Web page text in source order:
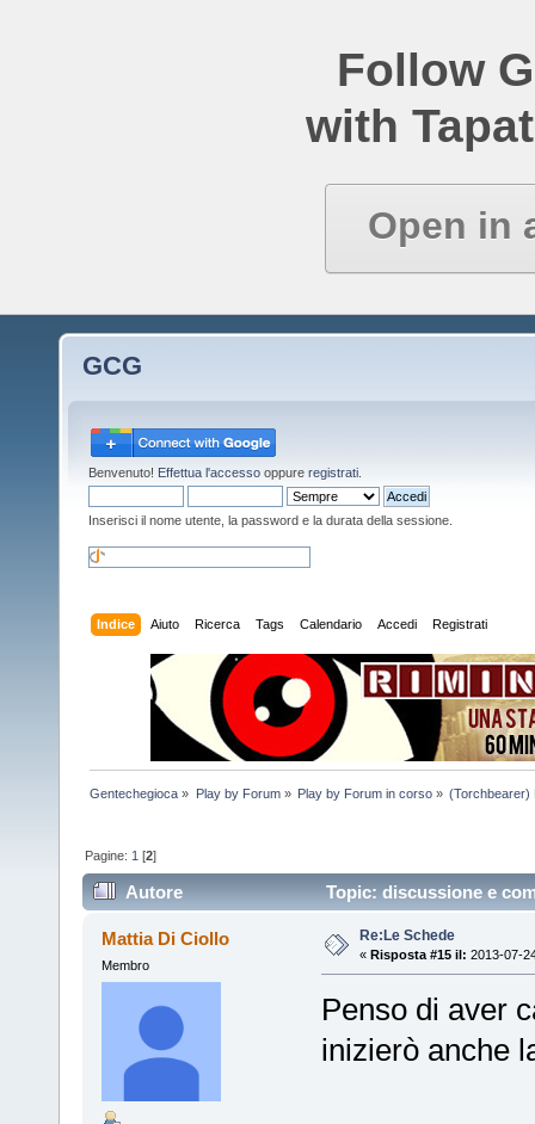
Follow
with
Open in
GCG
Benvenuto! Effettua l'accesso oppure registrati
Inserisci il nome utente, la password e la durata della sessione.
Indice Aiuto Ricerca Tags Calendario Accedi Registrati
Gentechegioca » Play by Forum» Play by Forum in corso» (Torchbearer)
Pagine: 1 [2]
Autore Topic: discussione e
Mattia Di Ciollo
Membro
Re:Le Schede
« Risposta #15 il: 2013-07-
Penso di aver
inizierò anche